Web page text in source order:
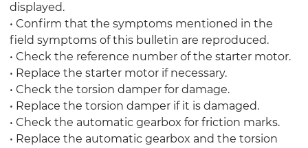
displayed.
• Confirm that the symptoms mentioned in the
field symptoms of this bulletin are reproduced.
• Check the reference number of the starter motor.
• Replace the starter motor if necessary.
• Check the torsion damper for damage.
• Replace the torsion damper if it is damaged.
• Check the automatic gearbox for friction marks.
• Replace the automatic gearbox and the torsion